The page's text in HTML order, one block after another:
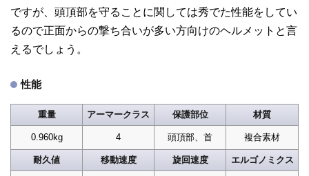
ですが、頭頂部を守ることに関しては秀でた性能をしてい
るので正面からの撃ち合いが多い方向けのヘルメットと言
えるでしょう。
性能
重量 アーマークラス 保護部位 材質
0.960kg 4 頭頂部、首 複合素材
耐久値 移動速度 旋回速度 エルゴノミクス